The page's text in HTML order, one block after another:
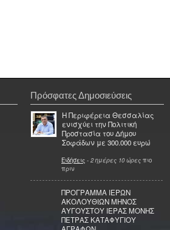
Πρόσφατες Δημοσιεύσεις
Η Περιφέρεια Θεσσαλίας
ενισχύει την Πολιτική
Προστασία του Δήμου
Σοφάδων με 300.000 ευρώ
Ειδήσεις - 2 ημέρες 10 ώρες πιο
πριν
ΠΡΟΓΡΑΜΜΑ ΙΕΡΩΝ
ΑΚΟΛΟΥΘΙΩΝ ΜΗΝΟΣ
ΑΥΓΟΥΣΤΟΥ ΙΕΡΑΣ ΜΟΝΗΣ
ΠΕΤΡΑΣ ΚΑΤΑΦΥΓΙΟΥ